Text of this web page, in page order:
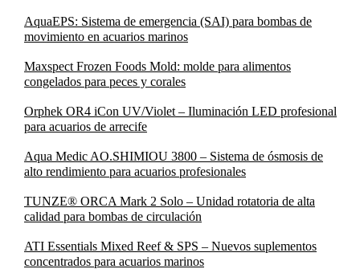
AquaEPS: Sistema de emergencia (SAI) para bombas de
movimiento en acuarios marinos
Maxspect Frozen Foods Mold: molde para alimentos
congelados para peces y corales
Orphek OR4 iCon UV/Violet – Iluminación LED profesional
para acuarios de arrecife
Aqua Medic AO.SHIMIOU 3800 – Sistema de ósmosis de
alto rendimiento para acuarios profesionales
TUNZE® ORCA Mark 2 Solo – Unidad rotatoria de alta
calidad para bombas de circulación
ATI Essentials Mixed Reef & SPS – Nuevos suplementos
concentrados para acuarios marinos